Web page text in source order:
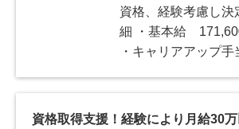
資格、経験考慮し
細 ・基本給
・キャリアアップ
資格取得支援！経験により月給30